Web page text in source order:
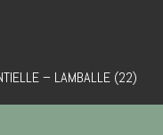
– LAMBALLE (22)